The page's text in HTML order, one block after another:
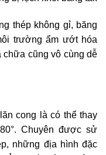
thép không gỉ, băng
trường ẩm ướt hóa
chữa cũng vô cùng dễ
cong là có thể thay
Chuyên được sử
những địa hình đặc